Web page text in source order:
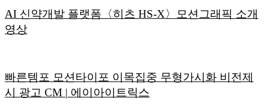
AI 신약개발 플랫폼〈히츠 HS-X〉모션그래픽 소개
영상
빠른템포 모션타이포 이목집중 무형가시화 비전제
시 광고 CM | 에이아이트릭스